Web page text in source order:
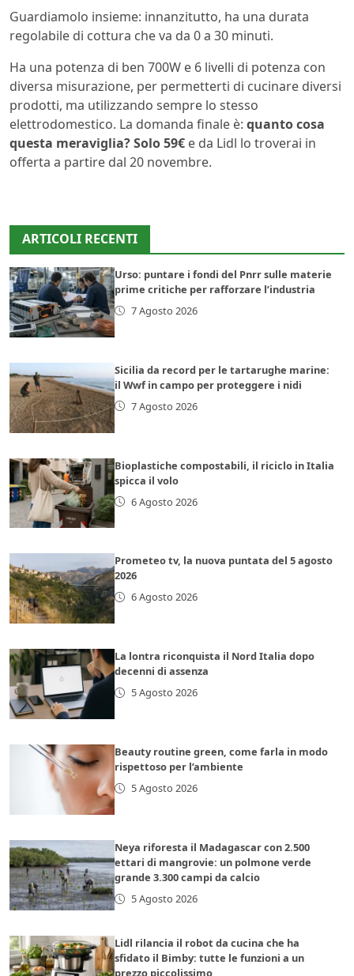
Guardiamolo insieme: innanzitutto, ha una durata
regolabile di cottura che va da 0 a 30 minuti.
Ha una potenza di ben 700W e 6 livelli di potenza con
diversa misurazione, per permetterti di cucinare diversi
prodotti, ma utilizzando sempre lo stesso
elettrodomestico. La domanda finale è: quanto cosa
questa meraviglia? Solo 59€ e da Lidl lo troverai in
offerta a partire dal 20 novembre.
ARTICOLI RECENTI
Urso: puntare i fondi del Pnrr sulle materie
prime critiche per rafforzare l’industria
7 Agosto 2026
Sicilia da record per le tartarughe marine:
il Wwf in campo per proteggere i nidi
7 Agosto 2026
Bioplastiche compostabili, il riciclo in Italia
spicca il volo
6 Agosto 2026
Prometeo tv, la nuova puntata del 5 agosto
2026
6 Agosto 2026
La lontra riconquista il Nord Italia dopo
decenni di assenza
5 Agosto 2026
Beauty routine green, come farla in modo
rispettoso per l’ambiente
5 Agosto 2026
Neya riforesta il Madagascar con 2.500
ettari di mangrovie: un polmone verde
grande 3.300 campi da calcio
5 Agosto 2026
Lidl rilancia il robot da cucina che ha
sfidato il Bimby: tutte le funzioni a un
prezzo piccolissimo